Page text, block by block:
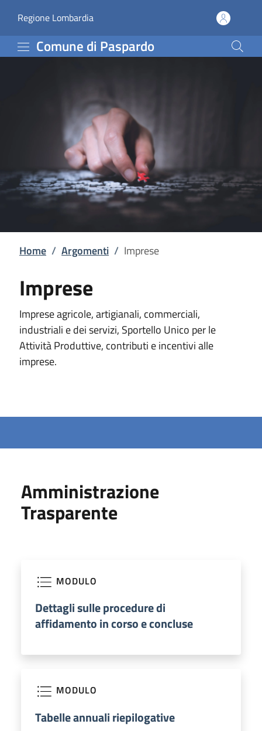
Imprese | Comune di
Regione Lombardia(apre in un'altra scheda).
Comune di Paspardo
Home / Argomenti / Imprese
Imprese
Imprese agricole, artigianali, commerciali,
industriali e dei servizi, Sportello Unico per le
Attività Produttive, contributi e incentivi alle
imprese.
Amministrazione
Trasparente
MODULO
Dettagli sulle procedure di
affidamento in corso e concluse
MODULO
Tabelle annuali riepilogative